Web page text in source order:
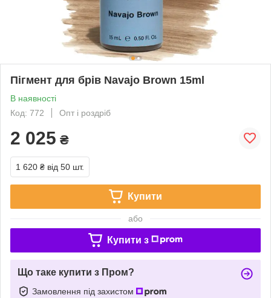
Пігмент для брів Navajo Brown 15ml
В наявності
Код: 772
Опт і роздріб
2 025 ₴
1 620 ₴ від 50 шт.
Купити
або
Купити з
Що таке купити з Пром?
Замовлення під захистом